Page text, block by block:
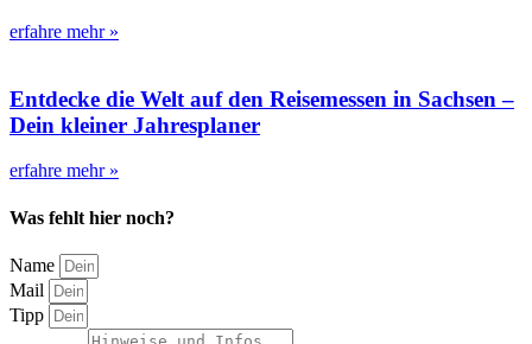
erfahre mehr »
Entdecke die Welt auf den Reisemessen in Sachsen –
Dein kleiner Jahresplaner
erfahre mehr »
Was fehlt hier noch?
Name
Mail
Tipp